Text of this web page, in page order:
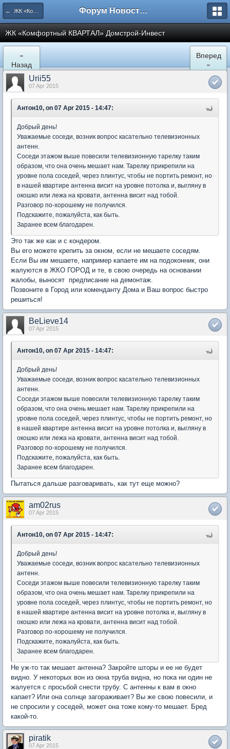
← ЖК «Комфортный КВАРТАЛ» Форум Новостройки
ЖК «Комфортный КВАРТАЛ» Домстрой-Инвест
«
Назад
Вперед
»
Urii55
07 Apr 2015
Антон10, on 07 Apr 2015 - 14:47:
Добрый день!
Уважаемые соседи, возник вопрос касательно телевизионных
антенн.
Соседи этажом выше повесили телевизионную тарелку таким
образом, что она очень мешает нам. Тарелку прикрепили на
уровне пола соседей, через плинтус, чтобы не портить ремонт, но
в нашей квартире антенна висит на уровне потолка и, выгляну в
окошко или лежа на кровати, антенна висит над тобой.
Разговор по-хорошему не получился.
Подскажите, пожалуйста, как быть.
Заранее всем благодарен.
Это так же как и с кондером.
Вы его можете крепить за окном, если не мешаете соседям.
Если Вы им мешаете, например капаете им на подоконник, они
жалуются в ЖКО ГОРОД и те, в свою очередь на основании
жалобы, выносят предписание на демонтаж.
Позвоните в Город или коменданту Дома и Ваш вопрос быстро
решиться!
BeLieve14
07 Apr 2015
Антон10, on 07 Apr 2015 - 14:47:
Добрый день!
Уважаемые соседи, возник вопрос касательно телевизионных
антенн.
Соседи этажом выше повесили телевизионную тарелку таким
образом, что она очень мешает нам. Тарелку прикрепили на
уровне пола соседей, через плинтус, чтобы не портить ремонт, но
в нашей квартире антенна висит на уровне потолка и, выгляну в
окошко или лежа на кровати, антенна висит над тобой.
Разговор по-хорошему не получился.
Подскажите, пожалуйста, как быть.
Заранее всем благодарен.
Пытаться дальше разговаривать, как тут еще можно?
am02rus
07 Apr 2015
Антон10, on 07 Apr 2015 - 14:47:
Добрый день!
Уважаемые соседи, возник вопрос касательно телевизионных
антенн.
Соседи этажом выше повесили телевизионную тарелку таким
образом, что она очень мешает нам. Тарелку прикрепили на
уровне пола соседей, через плинтус, чтобы не портить ремонт, но
в нашей квартире антенна висит на уровне потолка и, выгляну в
окошко или лежа на кровати, антенна висит над тобой.
Разговор по-хорошему не получился.
Подскажите, пожалуйста, как быть.
Заранее всем благодарен.
Не уж-то так мешает антенна? Закройте шторы и ее не будет
видно. У некоторых вон из окна труба видна, но пока ни один не
жалуется с просьбой снести трубу. С антенны к вам в окно
капает? Или она солнце загораживает? Вы же свою повесили, и
не спросили у соседей, может она тоже кому-то мешает. Бред
какой-то.
piratik
07 Apr 2015